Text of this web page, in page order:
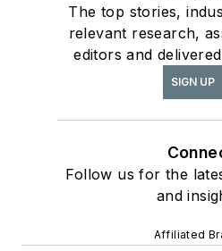
The top stories,
relevant research,
editors and
SIGN UP
Follow us for the
and
Affiliated